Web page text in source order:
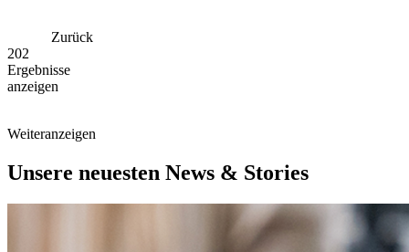
Zurück
202
Ergebnisse
anzeigen
Weiteranzeigen
Unsere neuesten News & Stories